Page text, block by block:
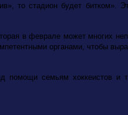
то стадион будет битком».
в феврале может многих
органами, чтобы
семьям хоккеистов и